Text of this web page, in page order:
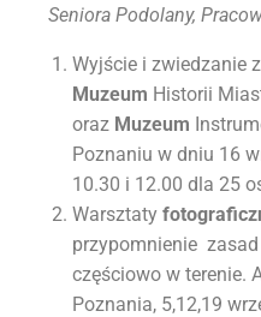
Seniora Podolany,
Wyjście i zwiedzanie
Muzeum Historii
oraz Muzeum
Poznaniu w dniu 16
10.30 i 12.00 dla 25
Warsztaty
przypomnienie
częściowo w terenie.
Poznania, 5,12,19